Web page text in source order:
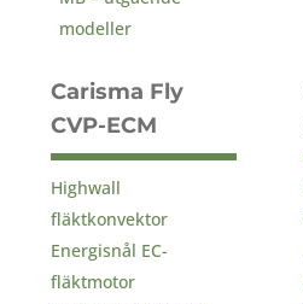
Carisma Fly
CVP-ECM
Highwall
fläktkonvektor
Energisnål EC-
fläktmotor